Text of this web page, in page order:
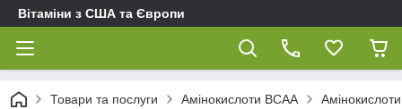
Вітаміни з США та Європи
Товари та послуги Амінокислоти BCAA